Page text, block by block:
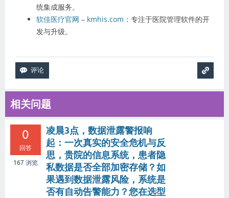
统集成服务。
软佳医疗官网 – kmhis.com ：专注于医院管理软件的开
发与升级。
相关问题
0
回答
167 浏览
凌晨3点，数据泄露警报响
起：一次真实的安全危机与反
思，贵院的信息系统，患者隐
私数据是否全部加密存储？如
果遇到数据泄露风险，系统是
否有自动告警能力？您在选型